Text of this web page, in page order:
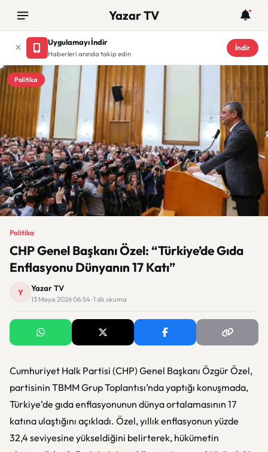
Yazar TV
Uygulamayı İndir
Haberleri anında takip edin
İndir
Politika
Politika
CHP Genel Başkanı Özel: “Türkiye’de Gıda
Enflasyonu Dünyanın 17 Katı”
Y Yazar TV
13 Mayıs 2026 06:54 · 1 dk okuma
Cumhuriyet Halk Partisi (CHP) Genel Başkanı Özgür Özel,
partisinin TBMM Grup Toplantısı’nda yaptığı konuşmada,
Türkiye’de gıda enflasyonunun dünya ortalamasının 17
katına ulaştığını açıkladı. Özel, yıllık enflasyonun yüzde
32,4 seviyesine yükseldiğini belirterek, hükümetin